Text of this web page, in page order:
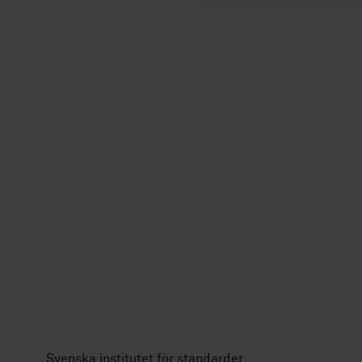
Svenska institutet för standarder